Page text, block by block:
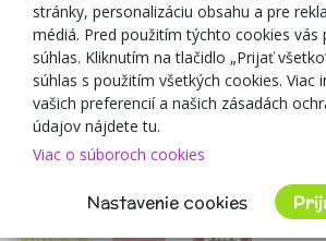
O predajcovi
Mimulo.sk
Obchodné podmienky
Ochrana osobných údajov GDPR
Kontakty
Spolupracujeme
stránky, personalizáciu obsahu a pre
médiá. Pred použitím týchto cookies vás
súhlas. Kliknutím na tlačidlo „Prijať
súhlas s použitím všetkých cookies. Viac
vašich preferencií a našich zásadách
údajov nájdete tu.
Viac o súboroch cookies
Nastavenie cookies